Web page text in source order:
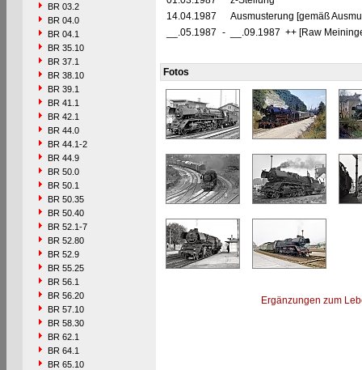
BR 03.2
BR 04.0
BR 04.1
BR 35.10
BR 37.1
BR 38.10
BR 39.1
BR 41.1
BR 42.1
BR 44.0
BR 44.1-2
BR 44.9
BR 50.0
BR 50.1
BR 50.35
BR 50.40
BR 52.1-7
BR 52.80
BR 52.9
BR 55.25
BR 56.1
BR 56.20
BR 57.10
BR 58.30
BR 62.1
BR 64.1
BR 65.10
14.04.1987
Ausmusterung [gemäß
__.05.1987 - __.09.1987 ++ [Raw
Fotos
Ergänzungen zum